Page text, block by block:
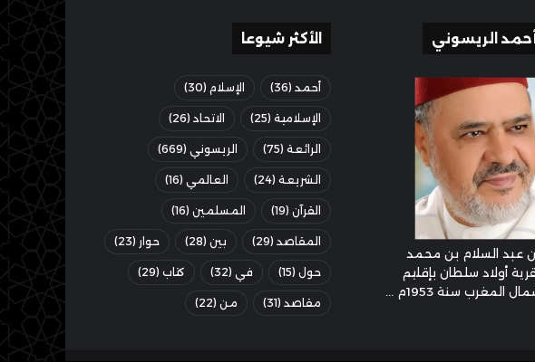
أحمد الريسوني
عبد السلام بن محمد
أولاد سلطان بإقليم
المغرب سنة 1953م ...
الأكثر شيوعا
أحمد (36) الإسلام (30)
الإسلامية (25) الاتحاد (26)
الرائعة (75) الريسوني (669)
الشريعة (24) العالمي (16)
القرآن (19) المسلمين (16)
المقاصد (29) بين (28) حوار (23)
حول (15) في (32) كتاب (29)
مقاصد (31) من (22)